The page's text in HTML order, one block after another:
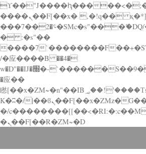
ϒ��"J����ԧ���
����ܢ��F[��x� ,�!q�� қ�*]/
���؝�2��7�SMc�s"���ޭ�DQ/�应�ܢ��F_��!
� :�s"��
����7`��������F
/�应����B ��4�
w�D"��IJ�׭�-`������S��9�Dr�ji��EJ߅��gJ
�应��
矁[��x�ZM~�n"��IB؃��!'����Тѕ��+��(m��I
K�ʭ�/|��ϐܢ��F[��x�ZMz�G�� %嬩
�/
�ܢ��F[��R�ZM~�D
down